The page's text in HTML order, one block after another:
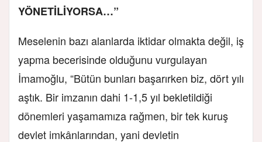
YÖNETİLİYORSA…”
Meselenin bazı alanlarda iktidar olmakta değil, iş
yapma becerisinde olduğunu vurgulayan
İmamoğlu, “Bütün bunları başarırken biz, dört yılı
aştık. Bir imzanın dahi 1-1,5 yıl bekletildiği
dönemleri yaşamamıza rağmen, bir tek kuruş
devlet imkânlarından, yani devletin